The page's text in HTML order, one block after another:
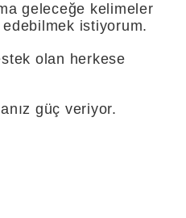
geleceğe kelimeler
istiyorum.
olan herkese
güç veriyor.